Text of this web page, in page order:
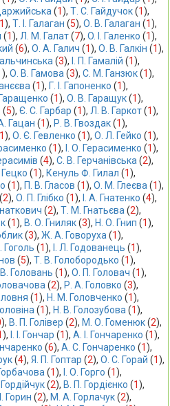
(1), Т. С. Гайдучок (1),
1), Т. І. Галаган (5), О. В. Галаган (1),
(1), Л. М. Галат (7), O. І. Галенко (1),
(6), О. А. Галич (1), О. В. Галкін (1),
(3), І. П. Гамалій (1),
), О. В. Гамова (3), С. М. Ганзюк (1),
(1), Г. І. Гапоненко (1),
(1), О. В. Гаращук (1),
(5), Є. С. Гарбар (1), Л. В. Гаркот (1),
Гацан (1), Р. В. Гвоздак (1),
1), О. Є. Гевленко (1), О. Л. Гейко (1),
(1), І. О. Герасименко (1),
(4), С. В. Герчанівська (2),
Гецко (1), Кенуль Ф. Гилал (1),
(1), П. В. Гласов (1), О. М. Глеєва (1),
(2), О. П. Глібко (1), І. А. Гнатенко (4),
(2), Т. М. Гнатьєва (2),
(1), В. О. Гниляк (3), Н. О. Гнип (1),
(3), Ж. А. Говоруха (1),
(1), І. Л. Годованець (1),
(5), Т. В. Голобородько (1),
Головань (1), О. П. Головач (1),
(2), Р. А. Головко (3),
(1), Н. М. Головченко (1),
(1), Н. В. Голозубова (1),
), В. П. Голівер (2), М. О. Гоменюк (2),
), І. І. Гончар (1), А. І. Гончаренко (1),
(6), А. С. Гончаренко (1),
(4), Я. П. Гоптар (2), О. С. Горай (1),
(1), І. О. Горго (1),
Гордійчук (2), В. П. Гордієнко (1),
Горин (2), М. А. Горлачук (2),